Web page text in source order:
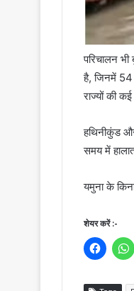
परिचालन
है, जिनमें 54
राज्यों की
हथिनीकुंड
समय में
यमुना के
शेयर करें :-